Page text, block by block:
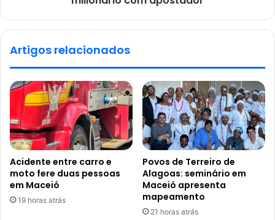
Artigos relacionados
Acidente entre carro e
moto fere duas pessoas
em Maceió
19 horas atrás
Povos de Terreiro de
Alagoas: seminário em
Maceió apresenta
mapeamento
21 horas atrás